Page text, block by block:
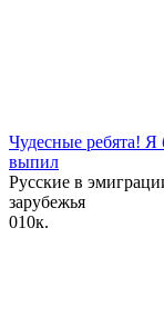
Чудесные ребята!
выпил
Русские в
зарубежья
010к.